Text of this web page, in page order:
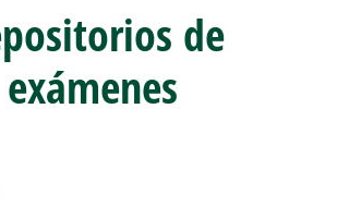
de
exámenes